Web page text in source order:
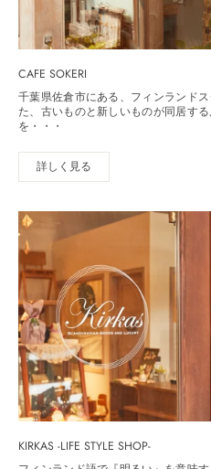
CAFE SOKERI
千葉県佐倉市にある、フィンランド
た、古いものと新しいものが同居す
を・・・
詳しく見る
KIRKAS -LIFE STYLE SHOP-